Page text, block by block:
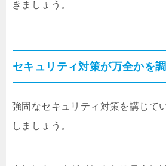
きましょう。
セキュリティ対策が万全かを
強固なセキュリティ対策を講じて
しましょう。